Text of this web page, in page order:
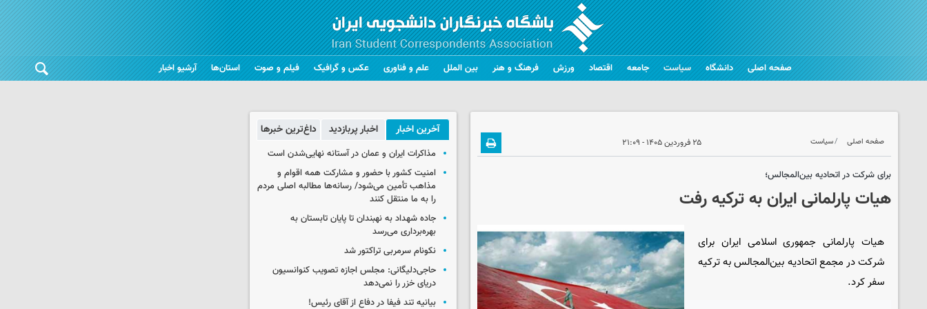
صفحه اصلی دانشگاه سیاست جامعه اقتصاد ورزش فرهنگ و هنر بین الملل علم و فناوری عکس و گرافیک فیلم و صوت استان‌ها آرشیو اخبار
صفحه اصلی سیاست ۲۵ فروردین ۱۴۰۵ - ۲۱:۰۹
برای شرکت در اتحادیه بین‌المجالس؛
هیات پارلمانی ایران به ترکیه رفت
هیات پارلمانی جمهوری اسلامی ایران برای
شرکت در مجمع اتحادیه بین‌المجالس به ترکیه
سفر کرد.
آخرین اخبار اخبار پربازدید داغ‌ترین خبرها
مذاکرات ایران و عمان در آستانه نهایی‌شدن است
امنیت کشور با حضور و مشارکت همه اقوام و
مذاهب تأمین می‌شود/ رسانه‌ها مطالبه اصلی مردم
را به ما منتقل کنند
جاده شهداد به نهبندان تا پایان تابستان به
بهره‌برداری می‌رسد
نکونام سرمربی تراکتور شد
حاجی‌دلیگانی: مجلس اجازه تصویب کنوانسیون
دریای خزر را نمی‌دهد
بیانیه تند فیفا در دفاع از آقای رئیس!